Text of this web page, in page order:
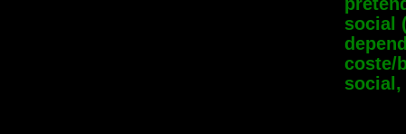
social
coste/
social,